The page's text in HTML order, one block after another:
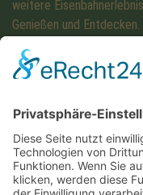
weitere
Genießen und Entdecken.